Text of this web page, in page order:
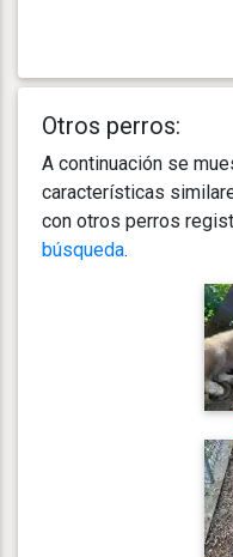
Otros perros:
A continuación se
características
con otros perros
búsqueda.